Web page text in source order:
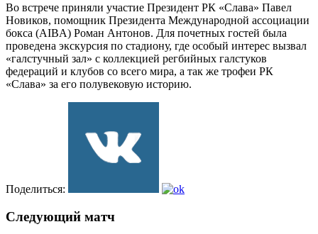
Во встрече приняли участие Президент РК «Слава» Павел
Новиков, помощник Президента Международной ассоциации
бокса (AIBA) Роман Антонов. Для почетных гостей была
проведена экскурсия по стадиону, где особый интерес вызвал
«галстучный зал» с коллекцией регбийных галстуков
федераций и клубов со всего мира, а так же трофеи РК
«Слава» за его полувековую историю.
Поделиться:
Следующий матч